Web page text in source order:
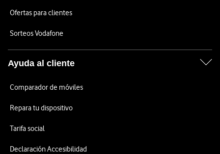
Ofertas para clientes
Sorteos Vodafone
Ayuda al cliente
Comparador de móviles
Repara tu dispositivo
Tarifa social
Declaración Accesibilidad